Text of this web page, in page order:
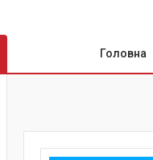
Головна